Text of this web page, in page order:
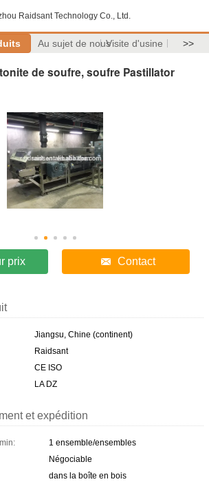
Raidsant Technology Co., Ltd.
Au sujet de nousVisite d'usine >>
de soufre, soufre Pastillator
prix Contact
Jiangsu, Chine (continent)
Raidsant
CE ISO
LA DZ
et expédition
1 ensemble/ensembles
Négociable
dans la boîte en bois